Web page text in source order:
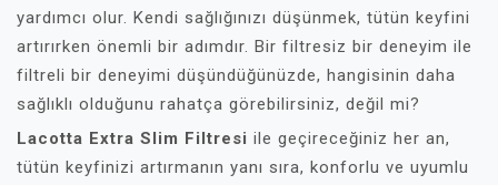
yardımcı olur. Kendi sağlığınızı düşünmek, tütün keyfini
artırırken önemli bir adımdır. Bir filtresiz bir deneyim ile
filtreli bir deneyimi düşündüğünüzde, hangisinin daha
sağlıklı olduğunu rahatça görebilirsiniz, değil mi?
Lacotta Extra Slim Filtresi ile geçireceğiniz her an,
tütün keyfinizi artırmanın yanı sıra, konforlu ve uyumlu